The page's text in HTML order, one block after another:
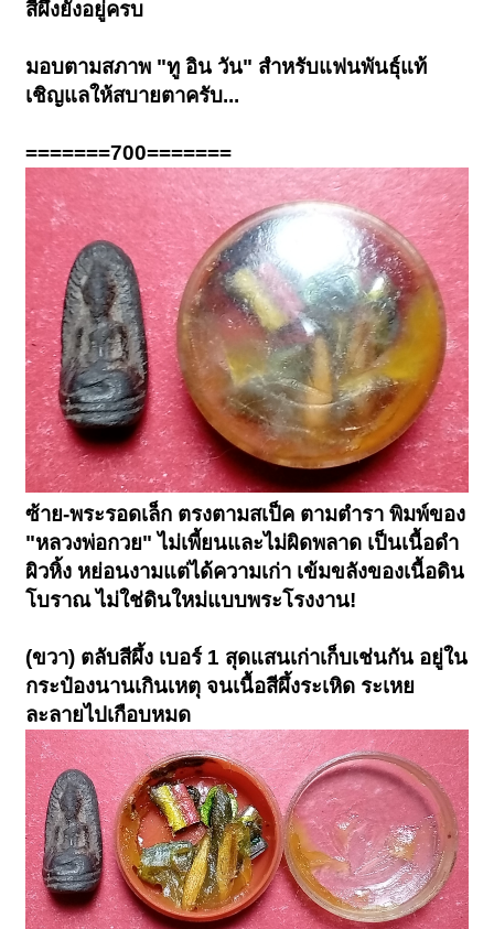
สีผึ้งยังอยู่ครบ
มอบตามสภาพ "ทู อิน วัน" สำหรับแฟนพันธุ์แท้
เชิญแลให้สบายตาครับ...
=======700=======
ซ้าย-พระรอดเล็ก ตรงตามสเป็ค ตามตำรา พิมพ์ของ
"หลวงพ่อกวย" ไม่เพี้ยนและไม่ผิดพลาด เป็นเนื้อดำ
ผิวหิ้ง หย่อนงามแต่ได้ความเก่า เข้มขลังของเนื้อดิน
โบราณ ไม่ใช่ดินใหม่แบบพระโรงงาน!
(ขวา) ตลับสีผึ้ง เบอร์ 1 สุดแสนเก่าเก็บเช่นกัน อยู่ใน
กระป๋องนานเกินเหตุ จนเนื้อสีผึ้งระเหิด ระเหย
ละลายไปเกือบหมด